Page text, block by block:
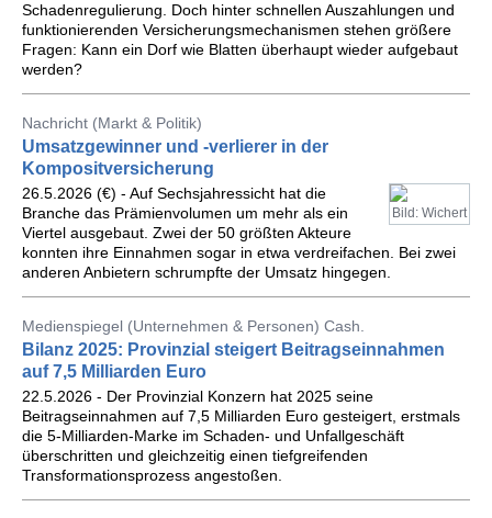
Schadenregulierung. Doch hinter schnellen Auszahlungen und
funktionierenden Versicherungsmechanismen stehen größere
Fragen: Kann ein Dorf wie Blatten überhaupt wieder aufgebaut
werden?
Nachricht (Markt & Politik)
Umsatzgewinner und -verlierer in der
Kompositversicherung
Bild: Wichert
26.5.2026 (€) - Auf Sechsjahressicht hat die
Branche das Prämienvolumen um mehr als ein
Viertel ausgebaut. Zwei der 50 größten Akteure
konnten ihre Einnahmen sogar in etwa verdreifachen. Bei zwei
anderen Anbietern schrumpfte der Umsatz hingegen.
Medienspiegel (Unternehmen & Personen) Cash.
Bilanz 2025: Provinzial steigert Beitragseinnahmen
auf 7,5 Milliarden Euro
22.5.2026 - Der Provinzial Konzern hat 2025 seine
Beitragseinnahmen auf 7,5 Milliarden Euro gesteigert, erstmals
die 5-Milliarden-Marke im Schaden- und Unfallgeschäft
überschritten und gleichzeitig einen tiefgreifenden
Transformationsprozess angestoßen.